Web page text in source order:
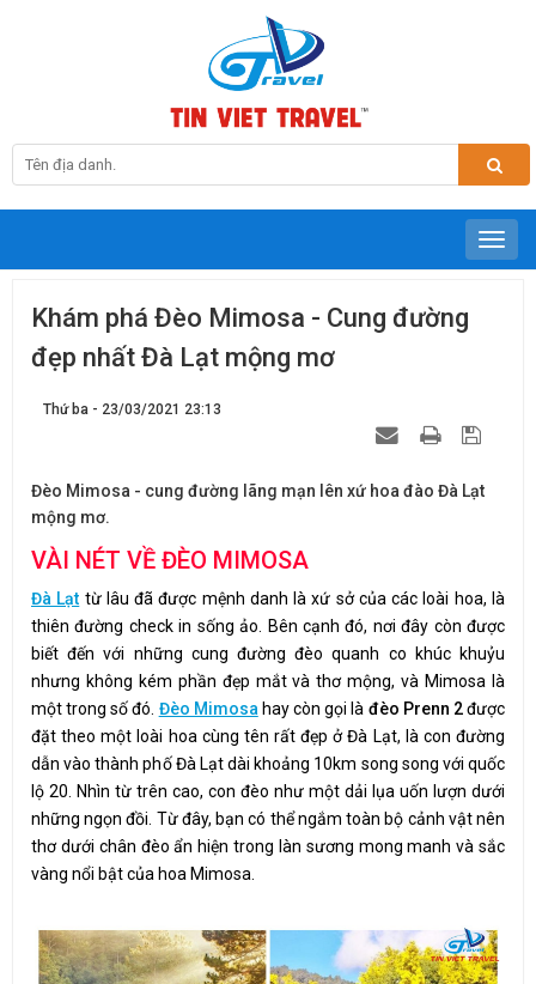
Khám phá Đèo Mimosa - Cung đường
đẹp nhất Đà Lạt mộng mơ
Thứ ba - 23/03/2021 23:13
Đèo Mimosa - cung đường lãng mạn lên xứ hoa đào Đà Lạt
mộng mơ.
VÀI NÉT VỀ ĐÈO MIMOSA
Đà Lạt từ lâu đã được mệnh danh là xứ sở của các loài hoa, là
thiên đường check in sống ảo. Bên cạnh đó, nơi đây còn được
biết đến với những cung đường đèo quanh co khúc khuỷu
nhưng không kém phần đẹp mắt và thơ mộng, và Mimosa là
một trong số đó. Đèo Mimosa hay còn gọi là đèo Prenn 2được
đặt theo một loài hoa cùng tên rất đẹp ở Đà Lạt, là con đường
dẫn vào thành phố Đà Lạt dài khoảng 10km song song với quốc
lộ 20. Nhìn từ trên cao, con đèo như một dải lụa uốn lượn dưới
những ngọn đồi. Từ đây, bạn có thể ngắm toàn bộ cảnh vật nên
thơ dưới chân đèo ẩn hiện trong làn sương mong manh và sắc
vàng nổi bật của hoa Mimosa.